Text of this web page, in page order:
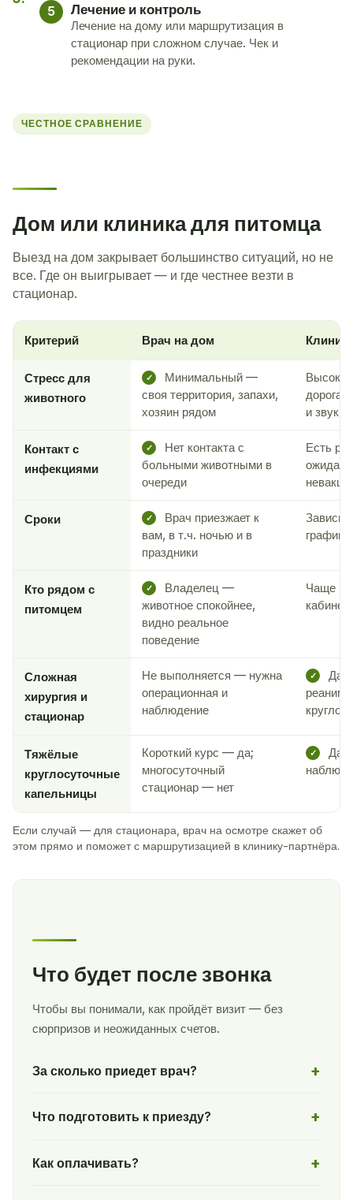
5 Лечение и контроль
Лечение на дому или маршрутизация в
стационар при сложном случае. Чек и
рекомендации на руки.
ЧЕСТНОЕ СРАВНЕНИЕ
Дом или клиника для питомца
Выезд на дом закрывает большинство ситуаций, но не
все. Где он выигрывает — и где честнее везти в
стационар.
Критерий Врач на дом
Стресс для
животного
✓
Минимальный —
своя территория, запахи,
хозяин рядом
дорога,
и звуки
Контакт с
инфекциями
✓
Нет контакта с
больными животными в
очереди
Есть
Сроки ✓
Врач приезжает к
вам, в т.ч. ночью и в
праздники
Зависит
Кто рядом с
питомцем
✓
Владелец —
животное спокойнее,
видно реальное
поведение
Чаще
Сложная
хирургия и
стационар
Не выполняется — нужна
операционная и
наблюдение
✓
Да
Тяжёлые
круглосуточные
капельницы
Короткий курс — да;
многосуточный
стационар — нет
✓
Да
Если случай — для стационара, врач на осмотре скажет об
этом прямо и поможет с маршрутизацией в клинику-партнёра.
Что будет после звонка
Чтобы вы понимали, как пройдёт визит — без
сюрпризов и неожиданных счетов.
За сколько приедет врач?
Что подготовить к приезду?
Как оплачивать?